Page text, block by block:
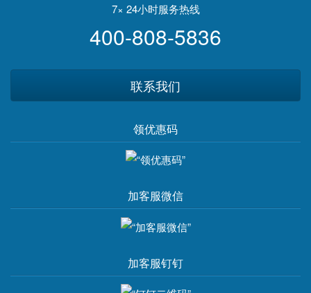
7× 24小时服务热线
400-808-5836
联系我们
领优惠码
加客服微信
加客服钉钉